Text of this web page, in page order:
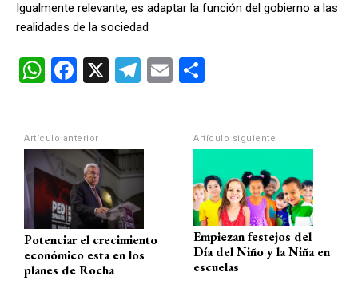
Igualmente relevante, es adaptar la función del gobierno a las
realidades de la sociedad
W
s
A
p
p
F
b
o
o
k
X
T
gr
a
m
E
p
ar
tir
Artículo anterior
Potenciar el crecimiento
económico esta en los
planes de Rocha
Artículo siguiente
Empiezan festejos del
Día del Niño y la Niña en
escuelas